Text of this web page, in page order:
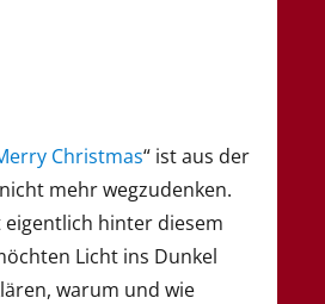
Christmas“ ist aus der
nicht mehr wegzudenken.
eigentlich hinter diesem
Licht ins Dunkel
warum und wie